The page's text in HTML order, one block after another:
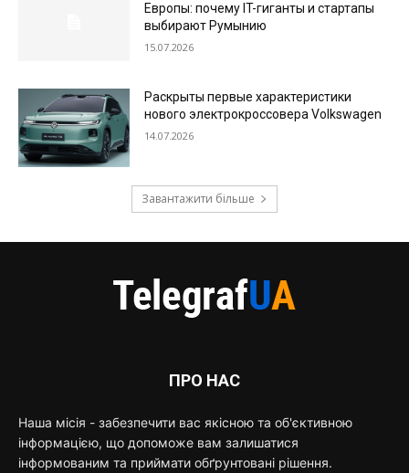
Европы: почему IT-гиганты и стартапы
выбирают Румынию
15.07.2026
Раскрыты первые характеристики
нового электрокроссовера Volkswagen
14.07.2026
Завантажити більше
ПРО НАС
Наша місія - забезпечити вас якісною та об'єктивною
інформацією, що допоможе вам залишатися
інформованим та приймати обґрунтовані рішення.